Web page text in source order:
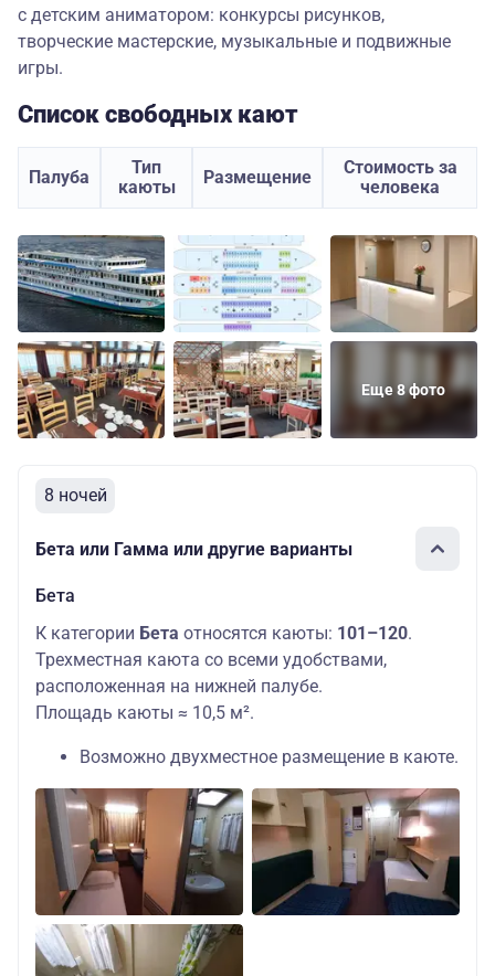
с детским аниматором: конкурсы рисунков,
творческие мастерские, музыкальные и подвижные
игры.
Список свободных кают
Палуба
Тип
каюты
Размещение
Стоимость за
человека
Еще 8 фото
8 ночей
Бета или Гамма или другие варианты
Бета
К категории Бета относятся каюты: 101–120.
Трехместная каюта со всеми удобствами,
расположенная на нижней палубе.
Площадь каюты ≈ 10,5 м².
Возможно двухместное размещение в каюте.